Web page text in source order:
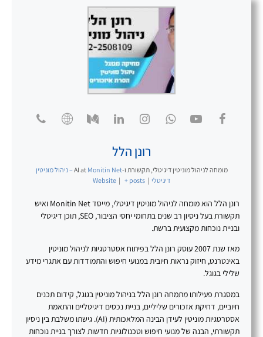
רונן הלל
מומחה לניהול מוניטין דיגיטלי, תקשורת ו-AI at
Monitin Net – ניהול מוניטין
דיגיטלי |
Website | + posts
רונן הלל הוא מומחה לניהול מוניטין דיגיטלי, מייסד Monitin Net ואיש
תקשורת בעל ניסיון רב שנים בתחומי יחסי הציבור, SEO, תוכן דיגיטלי
ובניית נוכחות מקצועית ברשת.
מאז שנת 2007 עוסק רונן הלל בפיתוח אסטרטגיות לניהול מוניטין
באינטרנט, חיזוק נראות חיובית במנועי חיפוש והתמודדות עם אתגרי מידע
שלילי בגוגל.
במסגרת פעילותו מתמחה רונן הלל בניהול מוניטין בגוגל, קידום תכנים
חיוביים, דחיקת אזכורים שליליים, בניית נכסים דיגיטליים והתאמת
אסטרטגיות מוניטין לעידן הבינה המלאכותית (AI). גישתו משלבת בין ניסיון
תקשורתי, הבנה של מנועי חיפוש וטכנולוגיות חדשות לצורך בניית נוכחות